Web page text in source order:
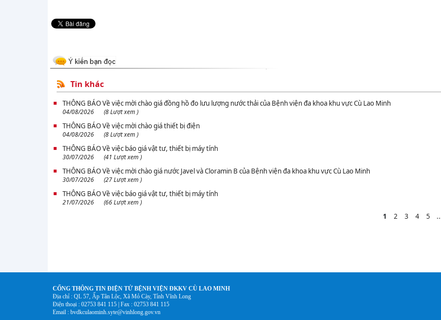
Tin khác
THÔNG BÁO Về việc mời chào giá đồng hồ đo lưu lượng nước thải của Bệnh viện đa khoa khu vực Cù Lao Minh
04/08/2026 (8 Lượt xem )
THÔNG BÁO Về việc mời chào giá thiết bị điện
04/08/2026 (8 Lượt xem )
THÔNG BÁO Về việc báo giá vật tư, thiết bị máy tính
30/07/2026 (41 Lượt xem )
THÔNG BÁO Về việc mời chào giá nước Javel và Cloramin B của Bệnh viện đa khoa khu vực Cù Lao Minh
30/07/2026 (27 Lượt xem )
THÔNG BÁO Về việc báo giá vật tư, thiết bị máy tính
21/07/2026 (66 Lượt xem )
1 2 3 4 5
CỐNG THÔNG TIN ĐIỆN TỬ BỆNH VIỆN ĐKKV CÙ LAO MINH
Địa chỉ : QL 57, Ấp Tân Lộc, Xã Mỏ Cày, Tỉnh Vĩnh Long
Điện thoại : 02753 841 115 | Fax : 02753 841 115
Email : bvdkculaominh.syte@vinhlong.gov.vn